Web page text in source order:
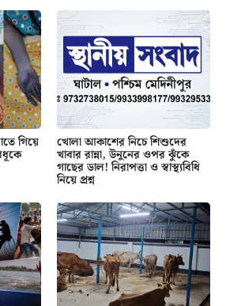
গিয়ে খোলা আকাশের নিচে শিশুদের
খাবার রান্না, উনুনের ওপর ঝুঁকে
গাছের ডাল! নিরাপত্তা ও স্বাস্থ্যবিধি
নিয়ে প্রশ্ন